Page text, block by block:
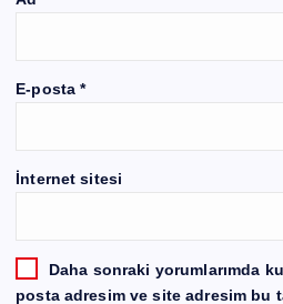
E-posta*
İnternet sitesi
Daha sonraki yorumlarımda
posta adresim ve site adresim bu